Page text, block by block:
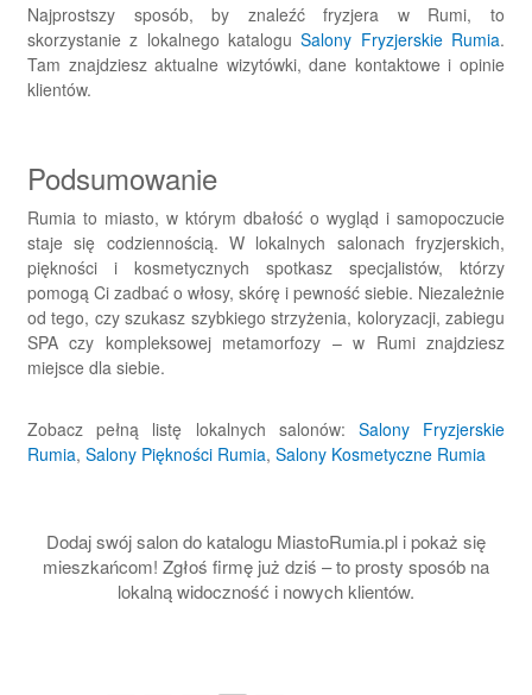
Najprostszy sposób, by znaleźć fryzjera w Rumi, to
skorzystanie z lokalnego kataloguSalony Fryzjerskie Rumia.
Tam znajdziesz aktualne wizytówki, dane kontaktowe i opinie
klientów.
Podsumowanie
Rumia to miasto, w którym dbałość o wygląd i samopoczucie
staje się codziennością. W lokalnych salonach fryzjerskich,
piękności i kosmetycznych spotkasz specjalistów, którzy
pomogą Ci zadbać o włosy, skórę i pewność siebie. Niezależnie
od tego, czy szukasz szybkiego strzyżenia, koloryzacji, zabiegu
SPA czy kompleksowej metamorfozy – w Rumi znajdziesz
miejsce dla siebie.
Zobacz pełną listę lokalnych salonów: Salony Fryzjerskie
Rumia, Salony Piękności Rumia, Salony Kosmetyczne Rumia
Dodaj swój salon do katalogu MiastoRumia.pl i pokaż się
mieszkańcom! Zgłoś firmę już dziś – to prosty sposób na
lokalną widoczność i nowych klientów.